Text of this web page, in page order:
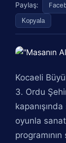
Paylaş:
Kopyala
Kocaeli
3. Ordu
oyunla